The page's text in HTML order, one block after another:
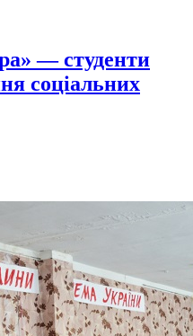
— студенти
соціальних